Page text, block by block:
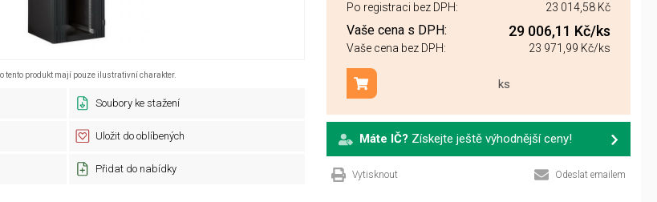
tento produkt mají pouze ilustrativní charakter.
Soubory ke stažení
Uložit do oblíbených
Přidat do nabídky
Po registraci bez DPH:
23 014,58 Kč
Vaše cena s DPH: 29 006,11 Kč/ks
Vaše cena bez DPH: 23 971,99 Kč/ks
ks
Přidat do košíku
Máte IČ? Získejte ještě výhodnější ceny!
Vytisknout Odeslat emailem